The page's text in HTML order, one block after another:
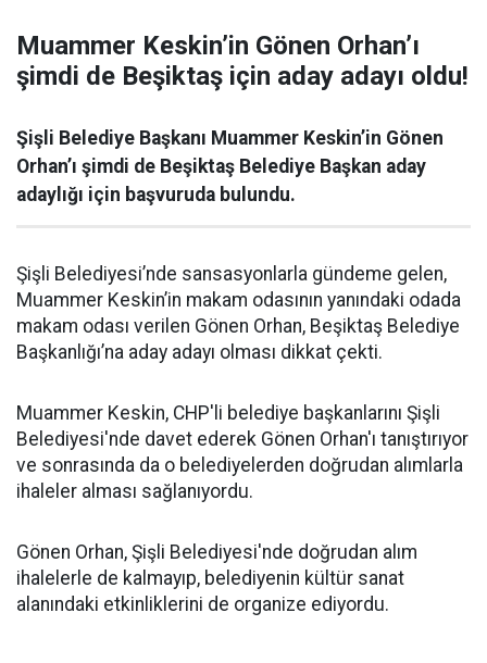
Muammer Keskin’in Gönen Orhan’ı
şimdi de Beşiktaş için aday adayı oldu!
Şişli Belediye Başkanı Muammer Keskin’in Gönen
Orhan’ı şimdi de Beşiktaş Belediye Başkan aday
adaylığı için başvuruda bulundu.
Şişli Belediyesi’nde sansasyonlarla gündeme gelen,
Muammer Keskin’in makam odasının yanındaki odada
makam odası verilen Gönen Orhan, Beşiktaş Belediye
Başkanlığı’na aday adayı olması dikkat çekti.
Muammer Keskin, CHP'li belediye başkanlarını Şişli
Belediyesi'nde davet ederek Gönen Orhan'ı tanıştırıyor
ve sonrasında da o belediyelerden doğrudan alımlarla
ihaleler alması sağlanıyordu.
Gönen Orhan, Şişli Belediyesi'nde doğrudan alım
ihalelerle de kalmayıp, belediyenin kültür sanat
alanındaki etkinliklerini de organize ediyordu.